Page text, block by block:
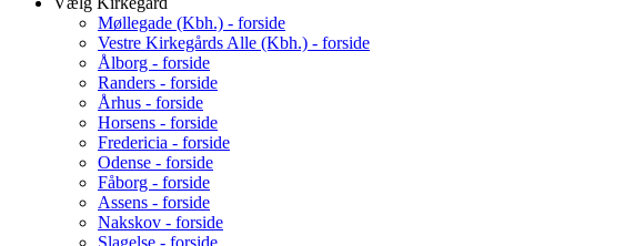
Møllegade (Kbh.) - forside
Vestre Kirkegårds Alle (Kbh.) - forside
Ålborg - forside
Randers - forside
Århus - forside
Horsens - forside
Fredericia - forside
Odense - forside
Fåborg - forside
Assens - forside
Nakskov - forside
Slagelse - forside